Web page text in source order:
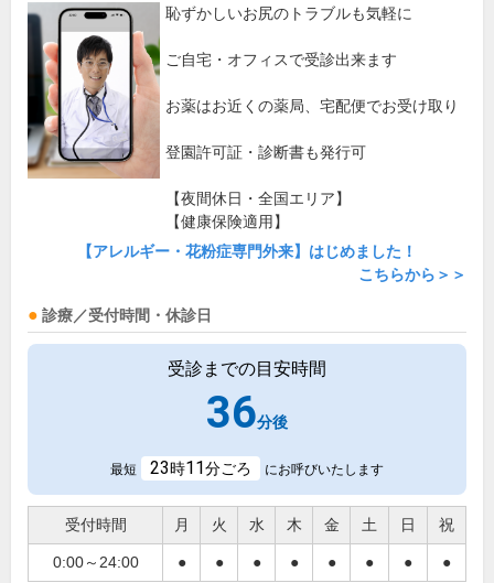
恥ずかしいお尻のトラブルも気軽に
ご自宅・オフィスで受診出来ます
お薬はお近くの薬局、宅配便でお受け取り
登園許可証・診断書も発行可
【夜間休日・全国エリア】
【健康保険適用】
【アレルギー・花粉症専門外来】はじめました！
こちらから＞＞
診療／受付時間・休診日
受診までの目安時間
36分後
最短 23時11分ごろ にお呼びいたします
受付時間 月 火 水 木 金 土 日 祝
0:00～24:00 ● ● ● ● ● ● ● ●